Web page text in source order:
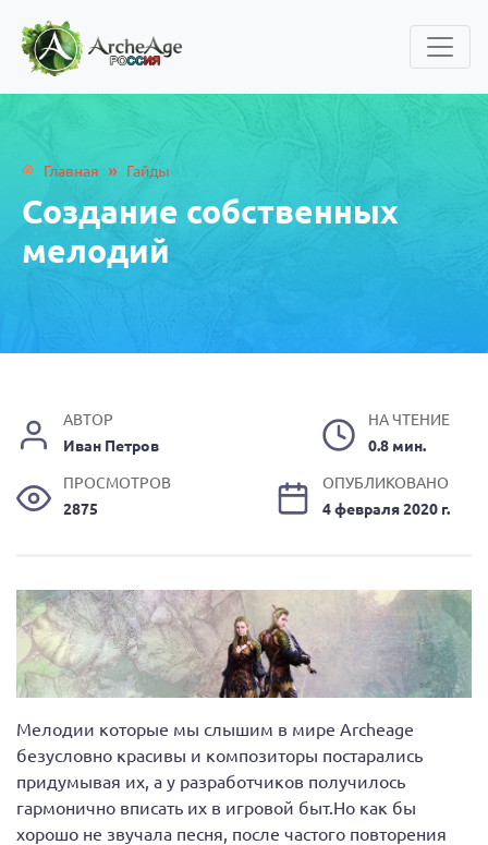
Главная » Гайды
Создание собственных
мелодий
АВТОР
Иван Петров
НА ЧТЕНИЕ
0.8 мин.
ПРОСМОТРОВ
2875
ОПУБЛИКОВАНО
4 февраля 2020 г.
Мелодии которые мы слышим в мире Archeage
безусловно красивы и композиторы постарались
придумывая их, а у разработчиков получилось
гармонично вписать их в игровой быт.Но как бы
хорошо не звучала песня, после частого повторения